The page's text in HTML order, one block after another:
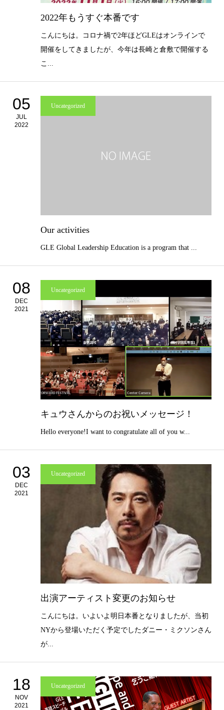
2022年もうすぐ本番です
こんにちは。コロナ禍で2年ほどGLEはオンラインで
開催をしてきましたが、今年は長崎と倉敷で開催する
こ...
05
JUL
2022
Uncategorized
Our activities
GLE Global Leadership Education is a program that ...
08
DEC
2021
Uncategorized
キュウさんからのお祝いメッセージ！
Hello everyone!I want to congratulate all of you w...
03
DEC
2021
Uncategorized
出演アーティスト変更のお知らせ
こんにちは。いよいよ明日本番となりましたが、当初
NYから登場いただく予定でしたダニー・ミクソンさん
が...
18
NOV
2021
Uncategorized